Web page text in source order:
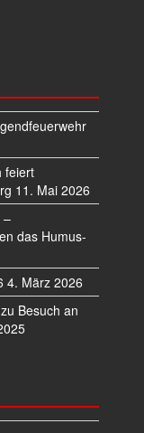
feiert
11. Mai 2026
–
das Humus-
4. März 2026
Besuch an